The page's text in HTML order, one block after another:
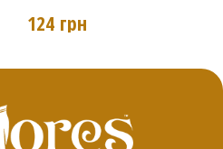
124 грн
має
варіантів.
можна